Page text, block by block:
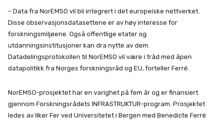
– Data fra NorEMSO vil bli integrert i det europeiske nettverket.
Disse observasjonsdatasettene er av høy interesse for
forskningsmiljøene. Også offentlige etater og
utdanningsinstitusjoner kan dra nytte av dem.
Datadelingsprotokollen til NorEMSO vil være i tråd med åpen
datapolitikk fra Norges forskningsråd og EU, forteller Ferré.
NorEMSO-prosjektet har en varighet på fem år og er finansiert
gjennom Forskningsrådets INFRASTRUKTUR-program. Prosjektet
ledes av Ilker Fer ved Universitetet i Bergen med Benedicte Ferré